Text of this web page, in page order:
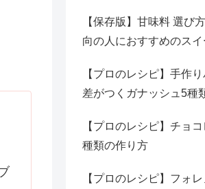
【保存版】甘味料 選び
向の人におすすめのス
【プロのレシピ】手作
差がつくガナッシュ5種
【プロのレシピ】チョ
種類の作り方
【プロのレシピ】フォ